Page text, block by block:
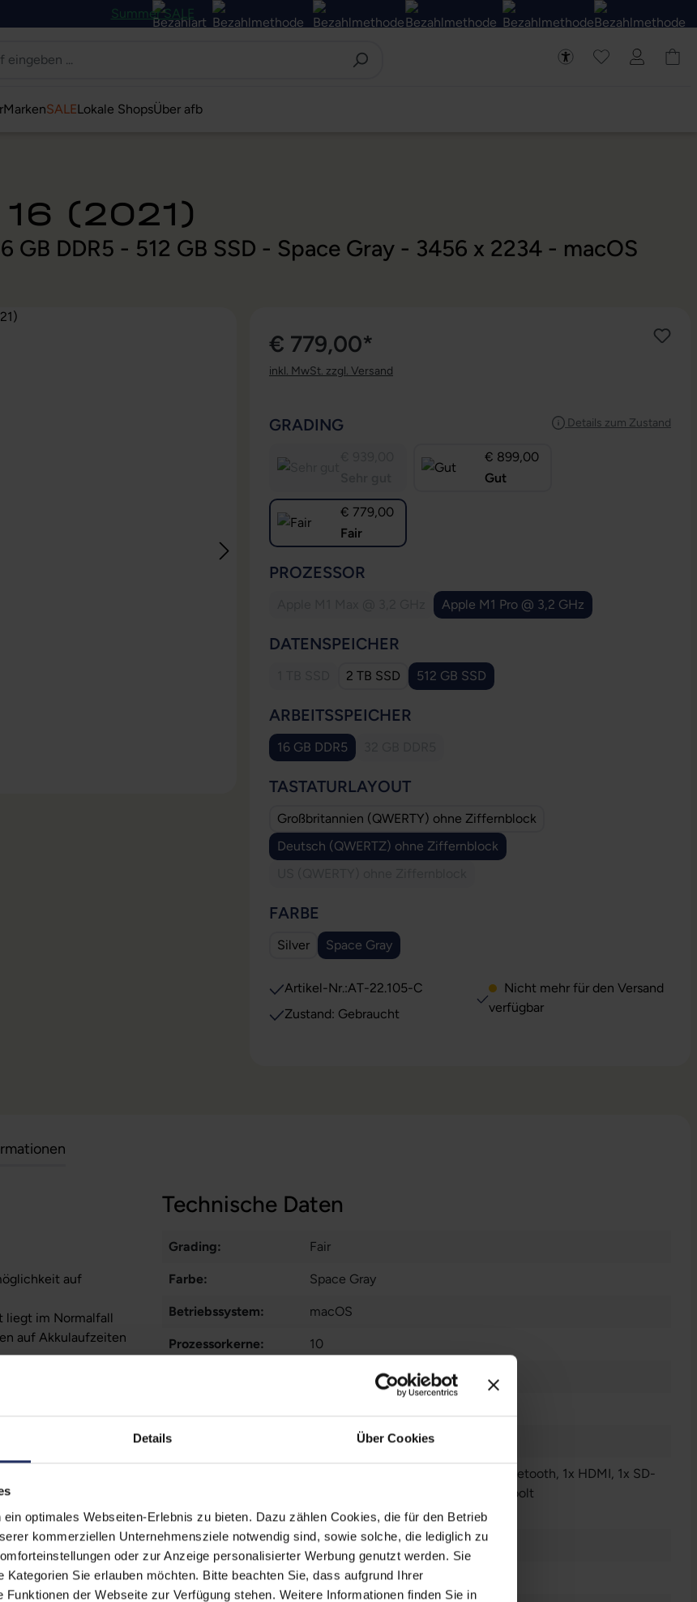
Details Über Cookies
optimales Webseiten-Erlebnis zu bieten. Dazu zählen Cookies, die für den Betrieb
kommerziellen Unternehmensziele notwendig sind, sowie solche, die lediglich zu
oder zur Anzeige personalisierter Werbung genutzt werden. Sie
Kategorien Sie erlauben möchten. Bitte beachten Sie, dass aufgrund Ihrer
der Webseite zur Verfügung stehen. Weitere Informationen finden Sie in
Summer SALE
MarkenSALELokale ShopsÜber afb
(2021)
GB DDR5 - 512 GB SSD - Space Gray - 3456 x 2234 - macOS
€ 779,00*
inkl. MwSt. zzgl. Versand
Details zum Zustand
GRADING
€ 899,00
Gut
€ 779,00
Fair
PROZESSOR
(Diese Option ist zurzeit nicht verfügbar.)
Apple M1 Pro @ 3,2 GHz
(Diese Option ist zurzeit nicht
DATENSPEICHER
(Diese Option ist zurzeit nicht verfügbar.)
2 TB SSD 512 GB SSD
(Diese Option ist zurzeit nicht verfügbar.)
ARBEITSSPEICHER
16 GB DDR5
(Diese Option ist zurzeit nicht verfügbar.)
TASTATURLAYOUTAUSWÄHLEN
Großbritannien (QWERTY) ohne Ziffernblock
Deutsch (QWERTZ) ohne Ziffernblock
(Diese Option ist zurzeit nicht verfügbar.)
FARBE
Silver Space Gray
(Diese Option ist zurzeit nicht verfügbar.)
Artikel-Nr.:AT-22.105-C
Zustand: Gebraucht
verfügbar
auf
liegt im Normalfall
auf Akkulaufzeiten
Technische Daten
Grading: Fair
Farbe: Space Gray
Betriebssystem: macOS
Prozessorkerne: 10
Glänzendes Display
Tastaturbeleuchtung:
, 1x Bluetooth, 1x HDMI, 1x SD-
, 3x Thunderbolt
Mehr anzeigen
Displaygröße: 16,2 Zoll
LTE: Nein